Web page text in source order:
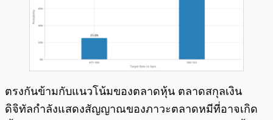
ตรงกันข้ามกับแนวโน้มของตลาดหุ้น ตลาดสกุลเงิน
ดิจิทัลกำลังแสดงสัญญาณของภาวะตลาดหมีที่อาจเกิด